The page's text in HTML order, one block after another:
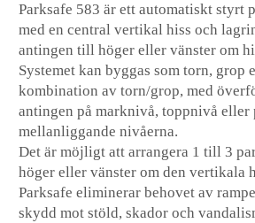
Parksafe 583 är ett automatiskt styrt
med en central vertikal hiss och
antingen till höger eller vänster om
Systemet kan byggas som torn, grop
kombination av torn/grop, med
antingen på marknivå, toppnivå eller
mellanliggande nivåerna.
Det är möjligt att arrangera 1 till 3
höger eller vänster om den vertikala
Parksafe eliminerar behovet av
skydd mot stöld, skador och